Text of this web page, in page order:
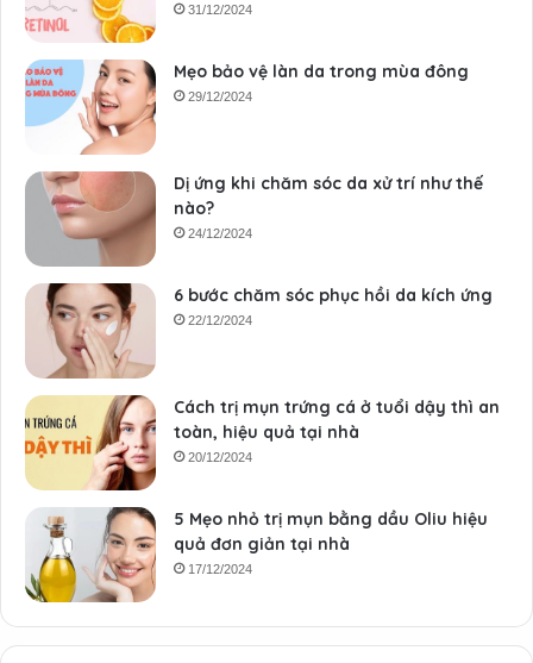
31/12/2024
Mẹo bảo vệ làn da trong mùa đông
29/12/2024
Dị ứng khi chăm sóc da xử trí như thế
nào?
24/12/2024
6 bước chăm sóc phục hồi da kích ứng
22/12/2024
Cách trị mụn trứng cá ở tuổi dậy thì an
toàn, hiệu quả tại nhà
20/12/2024
5 Mẹo nhỏ trị mụn bằng dầu Oliu hiệu
quả đơn giản tại nhà
17/12/2024